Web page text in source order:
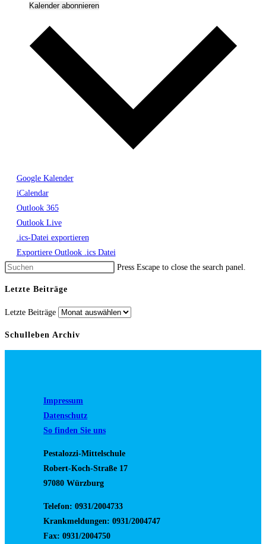
Kalender abonnieren
Google Kalender
iCalendar
Outlook 365
Outlook Live
.ics-Datei exportieren
Exportiere Outlook .ics Datei
Press Escape to close the search panel.
Letzte Beiträge
Letzte Beiträge
Schulleben Archiv
Impressum
Datenschutz
So finden Sie uns
Pestalozzi-Mittelschule
Robert-Koch-Straße 17
97080 Würzburg
Telefon: 0931/2004733
Krankmeldungen: 0931/2004747
Fax: 0931/2004750